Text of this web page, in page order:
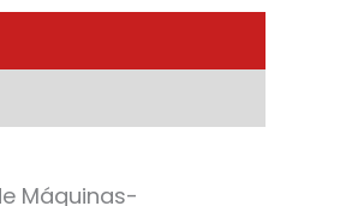
Máquinas-